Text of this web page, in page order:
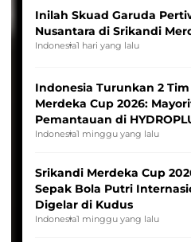
Inilah Skuad Garuda
Nusantara di Srikandi
Indonesia1 hari yang lalu
Indonesia Turunkan 2
Merdeka Cup 2026:
Pemantauan di
League
Indonesia1 minggu yang lalu
Srikandi Merdeka Cup
Sepak Bola Putri
Digelar di Kudus
Indonesia1 minggu yang lalu